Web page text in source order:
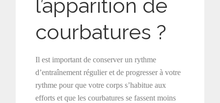
l’apparition de
courbatures ?
Il est important de conserver un rythme
d’entraînement régulier et de progresser à votre
rythme pour que votre corps s’habitue aux
efforts et que les courbatures se fassent moins